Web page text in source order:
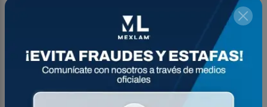
El castillo de ingeniería es una armadura
electrosoldada prefabricada, es un producto
estructural que, a diferencia de los castillos
comerciales, se diseñan y fabrican de acuerdo con las
necesidades de cada proyecto, con refuerzos
Aviso importante de Mexlam